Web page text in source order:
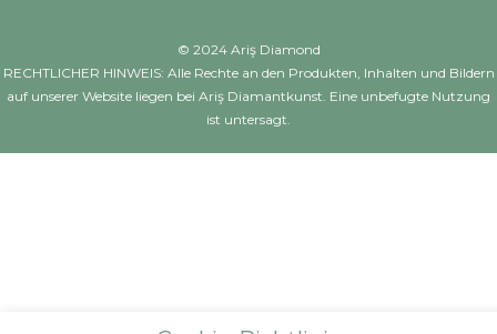
© 2024 Ariş Diamond
RECHTLICHER HINWEIS: Alle Rechte an den Produkten, Inhalten und Bildern
auf unserer Website liegen bei Ariş Diamantkunst. Eine unbefugte Nutzung
ist untersagt.